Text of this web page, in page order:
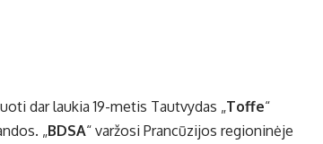
dar laukia 19-metis Tautvydas „Toffe“
„BDSA“ varžosi Prancūzijos regioninėje